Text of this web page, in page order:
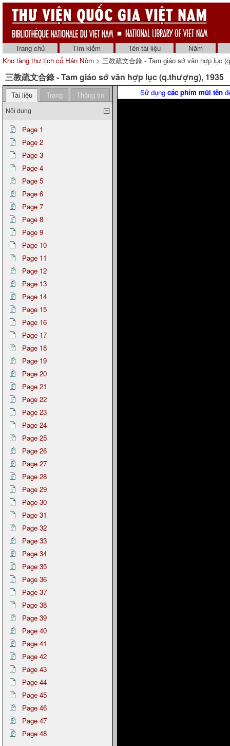
Trang chủ Tìm kiếm Tên tài liệu
Năm
Kho tàng thư tịch cổ Hán Nôm > 三教疏文合錄 - Tam giáo sớ văn hợp lục
三教疏文合錄 - Tam giáo sớ văn hợp lục (q.thượng), 1935
Tài liệu Trang Thông tin
Nội dung
Page 1
Page 2
Page 3
Page 4
Page 5
Page 6
Page 7
Page 8
Page 9
Page 10
Page 11
Page 12
Page 13
Page 14
Page 15
Page 16
Page 17
Page 18
Page 19
Page 20
Page 21
Page 22
Page 23
Page 24
Page 25
Page 26
Page 27
Page 28
Page 29
Page 30
Page 31
Page 32
Page 33
Page 34
Page 35
Page 36
Page 37
Page 38
Page 39
Page 40
Page 41
Page 42
Page 43
Page 44
Page 45
Page 46
Page 47
Page 48
Sử dụng các phím mũi tên